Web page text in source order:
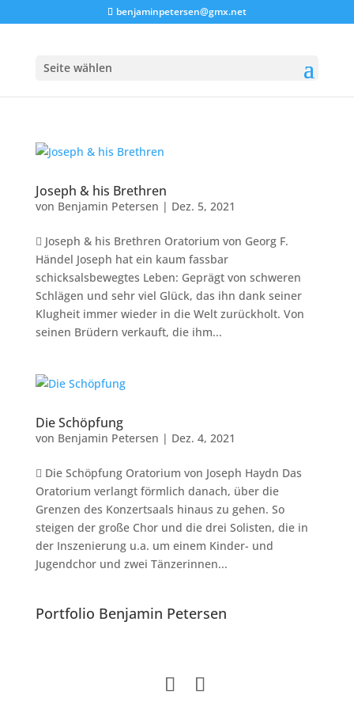
benjaminpetersen@gmx.net
Seite wählen
Joseph & his Brethren
von Benjamin Petersen | Dez. 5, 2021
 Joseph & his Brethren Oratorium von Georg F.
Händel Joseph hat ein kaum fassbar
schicksalsbewegtes Leben: Geprägt von schweren
Schlägen und sehr viel Glück, das ihn dank seiner
Klugheit immer wieder in die Welt zurückholt. Von
seinen Brüdern verkauft, die ihm...
Die Schöpfung
von Benjamin Petersen | Dez. 4, 2021
 Die Schöpfung Oratorium von Joseph Haydn Das
Oratorium verlangt förmlich danach, über die
Grenzen des Konzertsaals hinaus zu gehen. So
steigen der große Chor und die drei Solisten, die in
der Inszenierung u.a. um einem Kinder- und
Jugendchor und zwei Tänzerinnen...
Portfolio Benjamin Petersen